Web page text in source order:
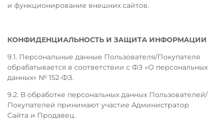
и функционирование внешних сайтов.
КОНФИДЕНЦИАЛЬНОСТЬ И ЗАЩИТА ИНФОРМАЦИИ
9.1. Персональные данные Пользователя/Покупателя
обрабатывается в соответствии с ФЗ «О персональных
данных» № 152-ФЗ.
9.2. В обработке персональных данных Пользователей/
Покупателей принимают участие Администратор
Сайта и Продавец.